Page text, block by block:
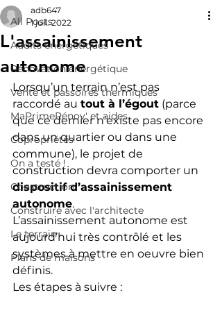
All Posts
Audits énergétiques
Rénovation énergétique
Vente et passoires thermiques
MaPrimeRénov' et aides
Copropriétés
On a testé !
Construction
Construire avec l'architecte
Le terrain
Plans de maisons
L'assainissement
autonome
adb647
1 juil. 2022
Lorsqu’un terrain n’est pas
raccordé au tout à l’égout (parce
que ce dernier n’existe pas encore
dans un quartier ou dans une
commune), le projet de
construction devra comporter un
dispositif d’assainissement
autonome.
L’assainissement autonome est
aujourd’hui très contrôlé et les
systèmes à mettre en oeuvre bien
définis.
Les étapes à suivre :